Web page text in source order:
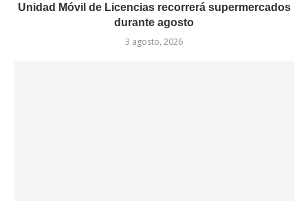
Unidad Móvil de Licencias recorrerá supermercados
durante agosto
3 agosto, 2026